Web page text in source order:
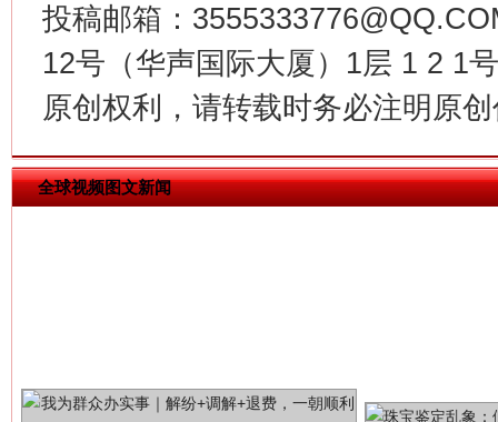
投稿邮箱：
12号（华声国际大厦）1层 1 2 1
原创权利，请转载时务必注明原
全球视频图文新闻
揭批美国五大"原罪"